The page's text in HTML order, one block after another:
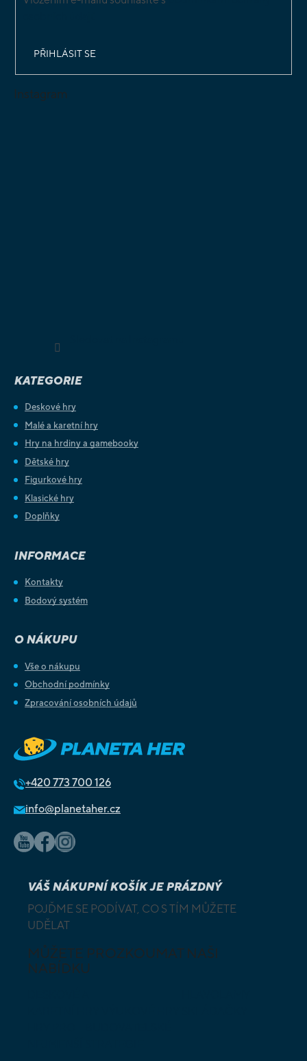
PŘIHLÁSIT SE
Instagram
KATEGORIE
Deskové hry
Malé a karetní hry
Hry na hrdiny a gamebooky
Dětské hry
Figurkové hry
Klasické hry
Doplňky
INFORMACE
Kontakty
Bodový systém
O NÁKUPU
Vše o nákupu
Obchodní podmínky
Zpracování osobních údajů
+420 773 700 126
info@planetaher.cz
VÁŠ NÁKUPNÍ KOŠÍK JE PRÁZDNÝ
POJĎME SE PODÍVAT, CO S TÍM MŮŽETE
UDĚLAT
MŮŽETE PROZKOUMAT NAŠI
NABÍDKU